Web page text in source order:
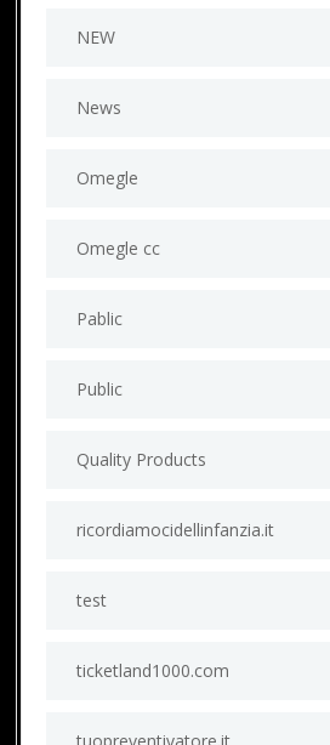
NEW
News
Omegle
Omegle cc
Pablic
Public
Quality Products
ricordiamocidellinfanzia.it
test
ticketland1000.com